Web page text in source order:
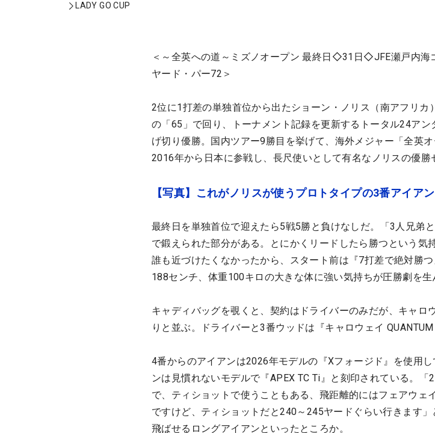
LADY GO CUP
＜～全英への道～ミズノオープン 最終日◇31日◇JFE瀬戸内
ヤード・パー72＞
2位に1打差の単独首位から出たショーン・ノリス（南アフリカ
の「65」で回り、トーナメント記録を更新するトータル24ア
げ切り優勝。国内ツアー9勝目を挙げて、海外メジャー「全英オ
2016年から日本に参戦し、長尺使いとして有名なノリスの優勝
【写真】これがノリスが使うプロトタイプの3番アイアン
最終日を単独首位で迎えたら5戦5勝と負けなしだ。「3人兄弟
で鍛えられた部分がある。とにかくリードしたら勝つという気
誰も近づけたくなかったから、スタート前は『7打差で絶対勝
188センチ、体重100キロの大きな体に強い気持ちが圧勝劇を生
キャディバッグを覗くと、契約はドライバーのみだが、キャロ
りと並ぶ。ドライバーと3番ウッドは『キャロウェイ
4番からのアイアンは2026年モデルの『Xフォージド』を使用
ンは見慣れないモデルで『APEX TC Ti』と刻印されている。
で、ティショットで使うこともある、飛距離的にはフェアウェ
ですけど、ティショットだと240～245ヤードぐらい行きます」
飛ばせるロングアイアンといったところか。